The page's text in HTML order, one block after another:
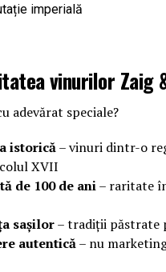
imperială
vinurilor Zaig
adevărat speciale?
istorică– vinuri dintr-o
XVII
de 100 de ani– raritate
sașilor– tradiții păstrate
autentică– nu